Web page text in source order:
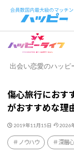
出会い恋愛のハッピ
傷心旅行におす
がおすすめな理
2019年11月15日 2026
ノウハウ 深層